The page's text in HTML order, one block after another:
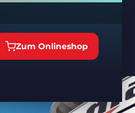
Zum Onlineshop